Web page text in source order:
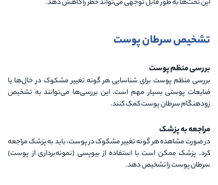
این تخت‌ها به طور قابل توجهی می‌تواند خطر را کاهش دهد.
تشخیص سرطان پوست
بررسی منظم پوست
بررسی منظم پوست برای شناسایی هر گونه تغییر مشکوک در خال‌ها یا
ضایعات پوستی بسیار مهم است. این بررسی‌ها می‌توانند به تشخیص
زودهنگام سرطان پوست کمک کنند.
مراجعه به پزشک
در صورت مشاهده هر گونه تغییر مشکوک در پوست، باید به پزشک مراجعه
کرد. پزشک ممکن است با استفاده از بیوپسی (نمونه‌برداری از پوست)
سرطان پوست را تشخیص دهد.